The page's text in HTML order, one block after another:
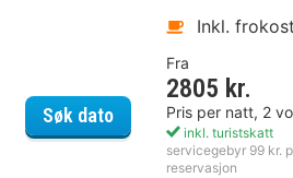
Søk datoKosta Boda Art Hotel
Inkl.
Fra
2805 kr.
Pris per natt, 2
inkl. turistskatt
servicegebyr 99 kr.
reservasjon